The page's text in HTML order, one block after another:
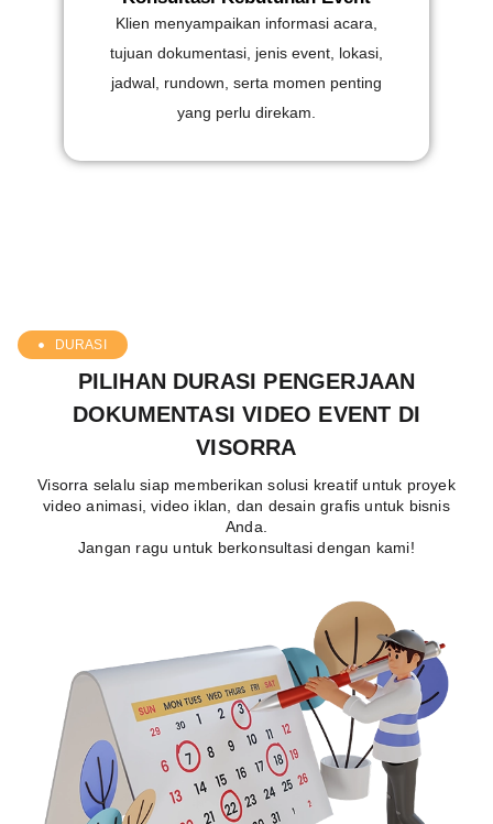
Klien menyampaikan informasi acara,
tujuan dokumentasi, jenis event, lokasi,
jadwal, rundown, serta momen penting
yang perlu direkam.
DURASI
PILIHAN DURASI PENGERJAAN
DOKUMENTASI VIDEO EVENT DI
VISORRA
Visorra selalu siap memberikan solusi kreatif untuk proyek
video animasi, video iklan, dan desain grafis untuk bisnis
Anda.
Jangan ragu untuk berkonsultasi dengan kami!